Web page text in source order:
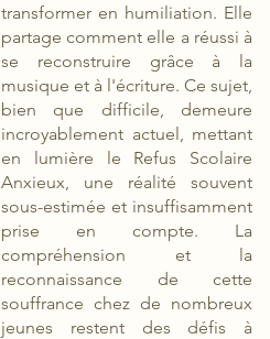
transformer en humiliation. Elle
partage comment elle a réussi à
se reconstruire grâce à la
musique et à l'écriture. Ce sujet,
bien que difficile, demeure
incroyablement actuel, mettant
en lumière le Refus Scolaire
Anxieux, une réalité souvent
sous-estimée et insuffisamment
prise en compte. La
compréhension et la
reconnaissance de cette
souffrance chez de nombreux
jeunes restent des défis à